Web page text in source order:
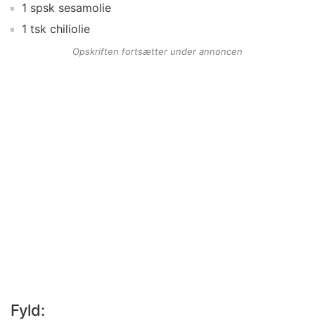
1 spsk sesamolie
1 tsk chiliolie
Opskriften fortsætter under annoncen
Fyld: